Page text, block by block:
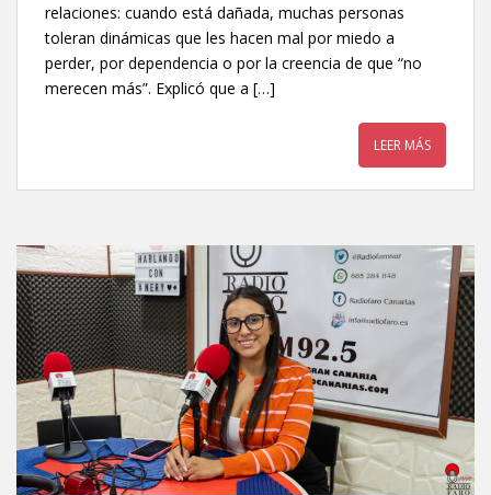
relaciones: cuando está dañada, muchas personas
toleran dinámicas que les hacen mal por miedo a
perder, por dependencia o por la creencia de que “no
merecen más”. Explicó que a […]
LEER MÁS